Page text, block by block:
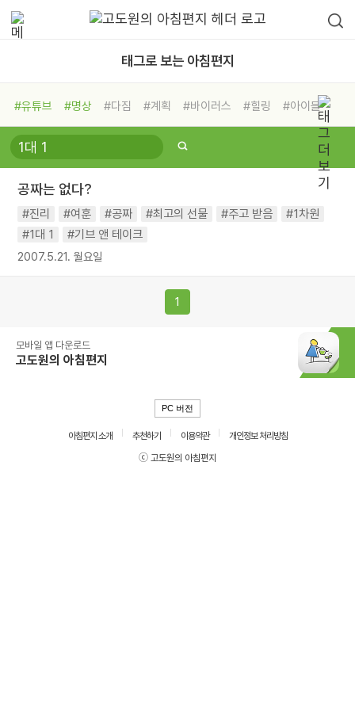
태그로 보는 아침편지
#유튜브 #명상 #다짐 #계획 #바이러스 #힐링
#아이들
#비전캠프
#독서캠프 #삶
#희망
#나눔 #친구 #링컨학교
#독서
#건강
공짜는 없다?
#진리 #여훈 #공짜 #최고의 선물 #주고 받음
#1차원
#1대 1
#기브 앤 테이크
2007.5.21. 월요일
1
모바일 앱 다운로드
고도원의 아침편지
PC 버전
아침편지 소개 추천하기 이용약관
개인정보 처리방침
ⓒ 고도원의 아침편지